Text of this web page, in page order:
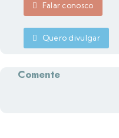
Falar conosco
Quero divulgar
Comente